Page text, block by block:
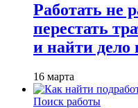
Работать не
перестать
и найти дело
16 марта
Поиск работы